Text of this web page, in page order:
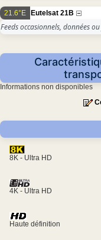
21.6°E Eutelsat 21B
Feeds occasionnels, données
Informations non disponibles
8K - Ultra HD
4K - Ultra HD
Haute définition